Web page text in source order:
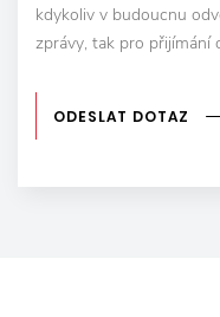
kdykoliv v budoucnu
zprávy, tak pro přijímání
ODESLAT DOTAZ